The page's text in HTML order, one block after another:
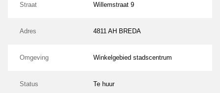
Straat Willemstraat 9
Adres 4811 AH BREDA
Omgeving Winkelgebied stadscentrum
Status Te huur